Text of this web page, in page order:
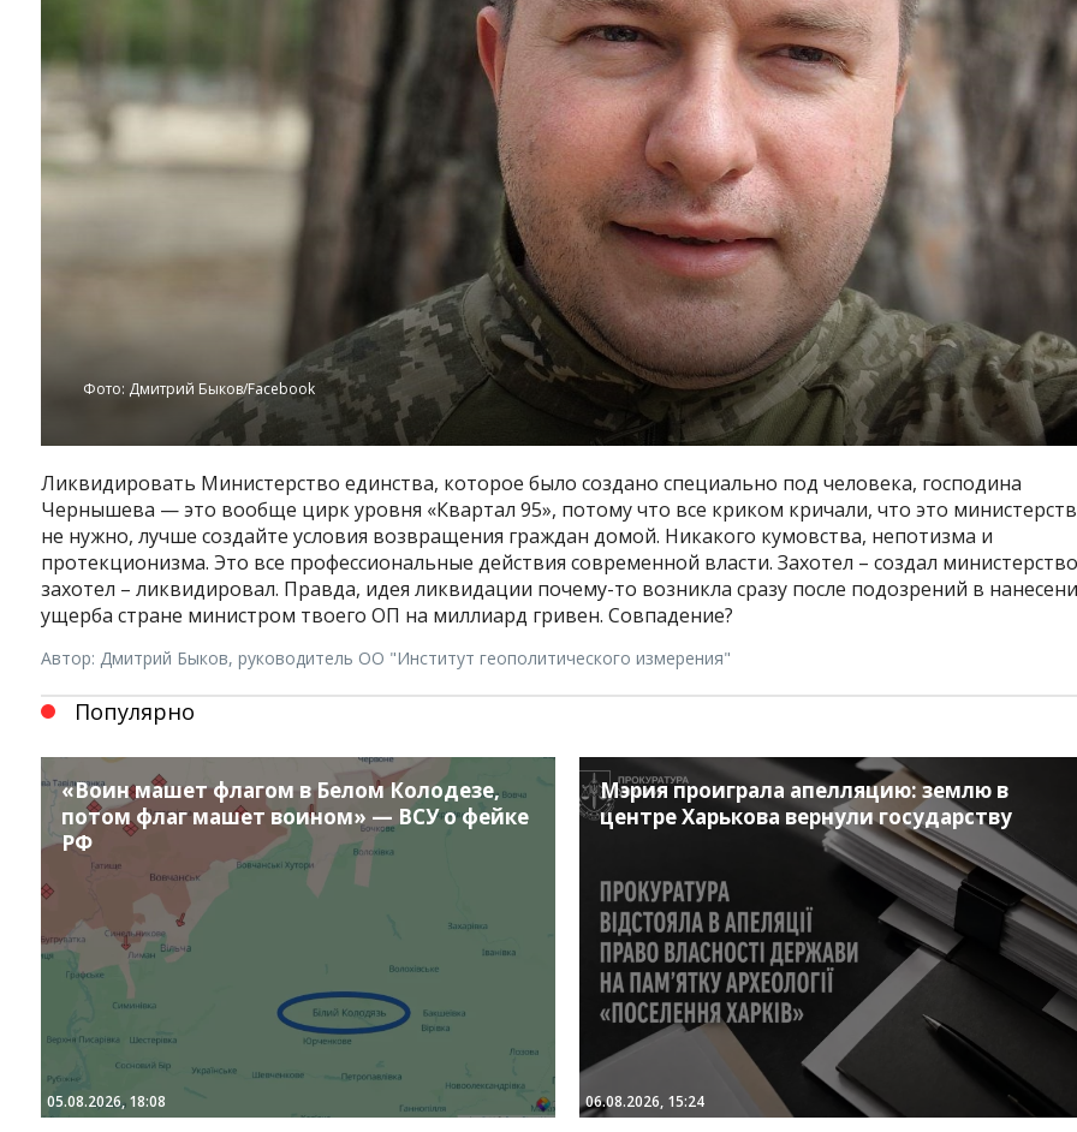
Фото: Дмитрий Быков/Facebook
Ликвидировать Министерство единства, которое было создано специально под человека, господина
Чернышева — это вообще цирк уровня «Квартал 95», потому что все криком кричали, что это
не нужно, лучше создайте условия возвращения граждан домой. Никакого кумовства, непотизма и
протекционизма. Это все профессиональные действия современной власти. Захотел – создал
захотел – ликвидировал. Правда, идея ликвидации почему-то возникла сразу после подозрений в
ущерба стране министром твоего ОП на миллиард гривен. Совпадение?
Автор: Дмитрий Быков, руководитель ОО "Институт геополитического измерения"
Популярно
«Воин машет флагом в Белом Колодезе,
потом флаг машет воином» — ВСУ о фейке
РФ
05.08.2026, 18:08
Мэрия проиграла апелляцию: землю в
центре Харькова вернули государству
06.08.2026, 15:24